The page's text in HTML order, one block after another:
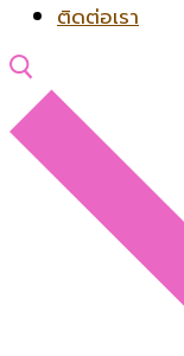
ติดต่อเรา